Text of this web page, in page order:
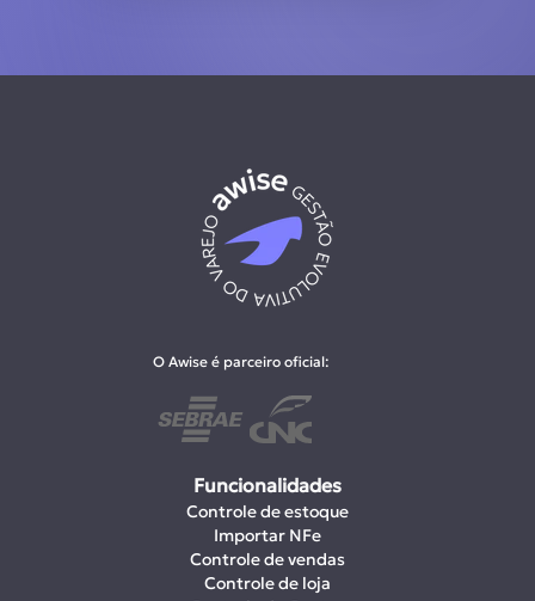
O Awise é parceiro oficial:
Funcionalidades
Controle de estoque
Importar NFe
Controle de vendas
Controle de loja